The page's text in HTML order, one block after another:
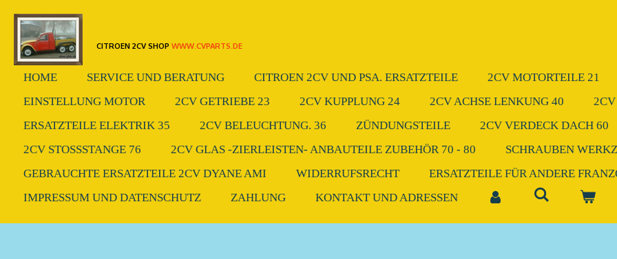
Zum
Hauptinhalt
springen
CITROEN 2CV SHOP WWW.CVPARTS.DE
HOME SERVICE UND BERATUNG CITROEN 2CV UND PSA. ERSATZTEILE 2CV MOTORTEILE 21
EINSTELLUNG MOTOR
2CV GETRIEBE 23 2CV KUPPLUNG 24 2CV ACHSE LENKUNG 40
ERSATZTEILE ELEKTRIK 35
2CV BELEUCHTUNG. 36 ZÜNDUNGSTEILE 2CV VERDECK DACH 60
2CV STOSSSTANGE 76
2CV GLAS -ZIERLEISTEN- ANBAUTEILE ZUBEHÖR 70 - 80 SCHRAUBEN
GEBRAUCHTE ERSATZTEILE 2CV DYANE AMI
WIDERRUFSRECHT
ERSATZTEILE FÜR ANDERE
IMPRESSUM UND DATENSCHUTZ
ZAHLUNG KONTAKT UND ADRESSEN